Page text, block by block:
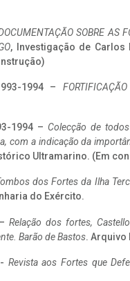
SOBRE AS
, Investigação de Carlos
1994 –
1994 – Colecção de
com a indicação da
Ultramarino. (Em
dos Fortes da Ilha
do Exército.
Relação dos fortes,
Barão de Bastos. Arquivo
Revista aos Fortes que